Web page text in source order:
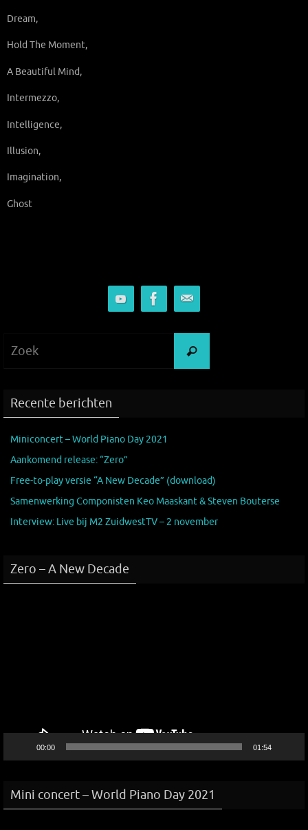
Dream,
Hold The Moment,
A Beautiful Mind,
Intermezzo,
Intelligence,
Illusion,
Imagination,
Ghost
Zoek
Recente berichten
Miniconcert – World Piano Day 2021
Aankomend release: “Zero”
Free-to-play versie “A New Decade” (download)
Samenwerking Componisten Keo Maaskant & Steven Bouterse
Interview: Live bij M2 ZuidwestTV – 2 november
Zero – A New Decade
00:00 01:54
Mini concert – World Piano Day 2021